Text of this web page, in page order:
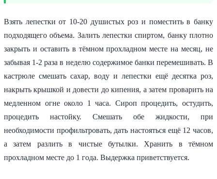
Взять лепестки от 10-20 душистых роз и поместить в банку
подходящего объема. Залить лепестки спиртом, банку плотно
закрыть и оставить в тёмном прохладном месте на месяц, не
забывая 1-2 раза в неделю содержимое банки перемешивать. В
кастрюле смешать сахар, воду и лепестки ещё десятка роз,
накрыть крышкой и довести до кипения, а затем проварить на
медленном огне около 1 часа. Сироп процедить, остудить,
процедить настойку. Смешать обе жидкости, при
необходимости профильтровать, дать настояться ещё 12 часов,
а затем разлить в чистые бутылки. Хранить в тёмном
прохладном месте до 1 года. Выдержка приветствуется.